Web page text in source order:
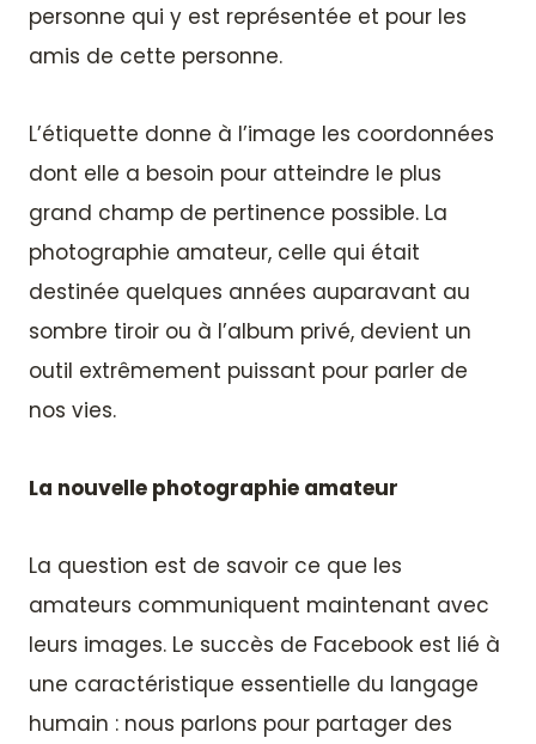
personne qui y est représentée et pour les
amis de cette personne.
L’étiquette donne à l’image les coordonnées
dont elle a besoin pour atteindre le plus
grand champ de pertinence possible. La
photographie amateur, celle qui était
destinée quelques années auparavant au
sombre tiroir ou à l’album privé, devient un
outil extrêmement puissant pour parler de
nos vies.
La nouvelle photographie amateur
La question est de savoir ce que les
amateurs communiquent maintenant avec
leurs images. Le succès de Facebook est lié à
une caractéristique essentielle du langage
humain : nous parlons pour partager des